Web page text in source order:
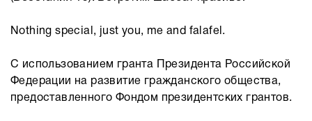
Nothing special, just you, me and falafel.
C использованием гранта Президента Российской
Федерации на развитие гражданского общества,
предоставленного Фондом президентских грантов.